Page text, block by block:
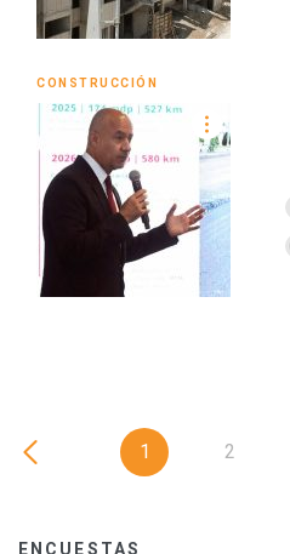
CONSTRUCCIÓN
1 2
ENCUESTAS